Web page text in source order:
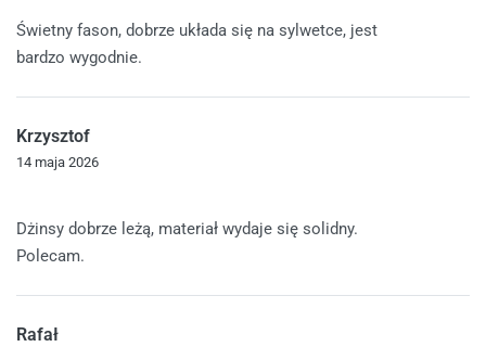
Świetny fason, dobrze układa się na sylwetce, jest
bardzo wygodnie.
Krzysztof
14 maja 2026
Dżinsy dobrze leżą, materiał wydaje się solidny.
Polecam.
Rafał